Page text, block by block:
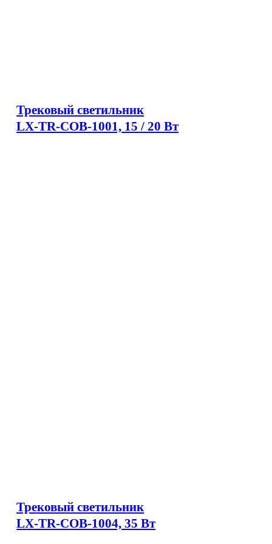
Трековый светильник
LX-TR-COB-1001, 15 / 20 Вт
Трековый светильник
LX-TR-COB-1004, 35 Вт